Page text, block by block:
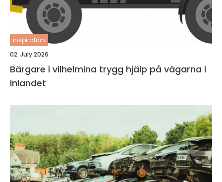
inspiration
02. July 2026
Bärgare i vilhelmina trygg hjälp på vägarna i
inlandet